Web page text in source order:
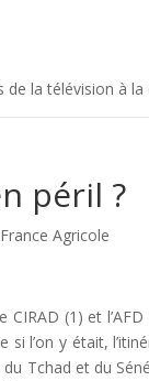
de la télévision à la
péril ?
Agricole
CIRAD (1) et
si l’on y était,
Tchad et du